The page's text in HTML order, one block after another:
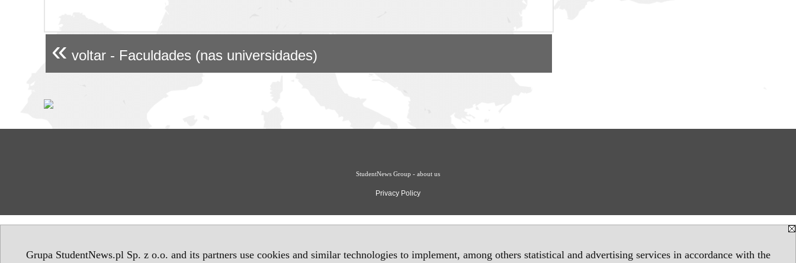
Grupa StudentNews.pl Sp. z o.o. and its partners use cookies and similar technologies to implement, among others statistical and advertising services in accordance with the
« voltar - Faculdades (nas universidades)
StudentNews Group - about us
Privacy Policy